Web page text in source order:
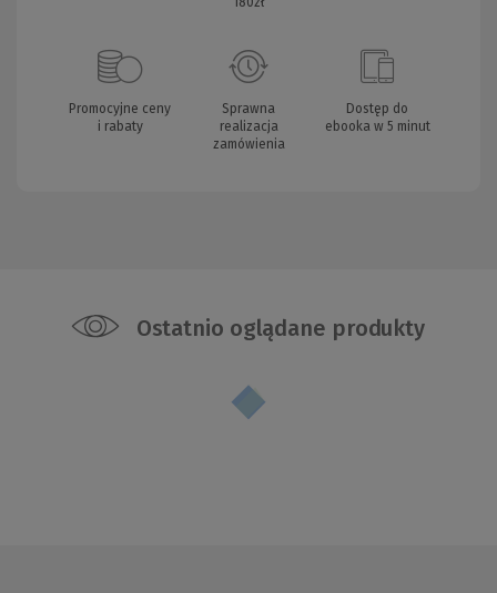
Promocyjne ceny
i rabaty
Sprawna
realizacja
zamówienia
Dostęp do
ebooka w 5 minut
Ostatnio oglądane produkty